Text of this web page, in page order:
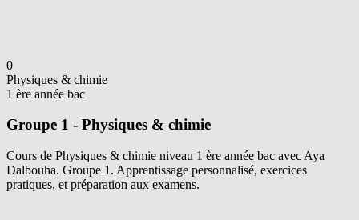
0
Physiques & chimie
1 ère année bac
Groupe 1 - Physiques & chimie
Cours de Physiques & chimie niveau 1 ère année bac avec Aya
Dalbouha. Groupe 1. Apprentissage personnalisé, exercices
pratiques, et préparation aux examens.